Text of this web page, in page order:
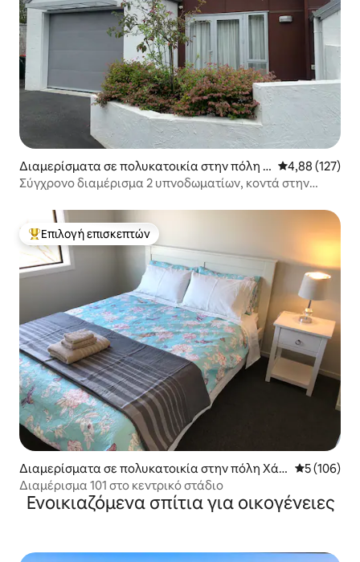
Διαμερίσματα σε πολυκατοικία στην πόλη Χ
άμιλτον
Μέση
4,88 (127)
Σύγχρονο διαμέρισμα 2 υπνοδωματίων, κοντά στην
Κορυφαία επιλογή επισκεπτών
Επιλογή επισκεπτών
Διαμερίσματα σε πολυκατοικία στην πόλη Χάμ
ιλτον
Μέση
5 (106)
Διαμέρισμα 101 στο κεντρικό στάδιο
Ενοικιαζόμενα σπίτια για οικογένειες